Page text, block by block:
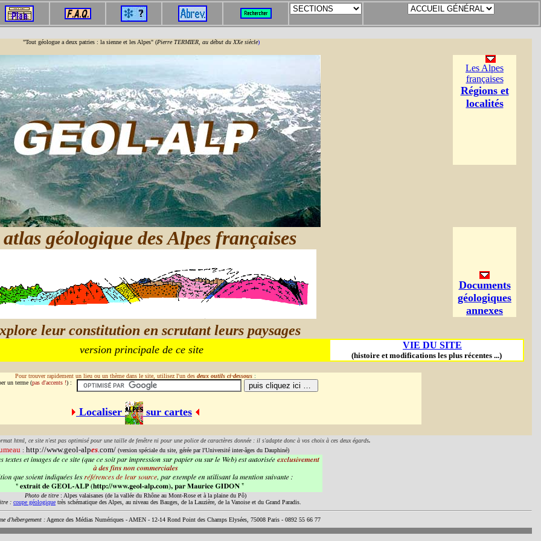
"Tout géologue a deux patries : la sienne et les Alpes" (Pierre TERMIER, au début du XXe siècle)
géologique des Alpes françaises
leur constitution en scrutant leurs paysages
Les Alpes
françaises
Régions et
localités
Documents
géologiques
annexes
version principale de ce site VIE DU SITE
(histoire et modifications les plus récentes ...)
Pour trouver rapidement un lieu ou un thème dans le site, utilisez l'un des deux outils ci-dessous :
un terme (pas d'accents !) :
Localiser sur cartes
html, ce site n'est pas optimisé pour une taille de fenêtre ni pour une police de caractères donnée : il s'adapte donc à vos choix à ces deux égards.
: http://www.geol-alpes.com/(version spéciale du site, gérée par l'Université inter-âges du Dauphiné)
Photo de titre: Alpes valaisanes (de la vallée du Rhône au Mont-Rose et à la plaine du Pô)
: coupe géologique très schématique des Alpes, au niveau des Bauges, de la Lauzière, de la Vanoise et du Grand Paradis.
d'hébergement : Agence des Médias Numériques - AMEN - 12-14 Rond Point des Champs Elysées, 75008 Paris - 0892 55 66 77